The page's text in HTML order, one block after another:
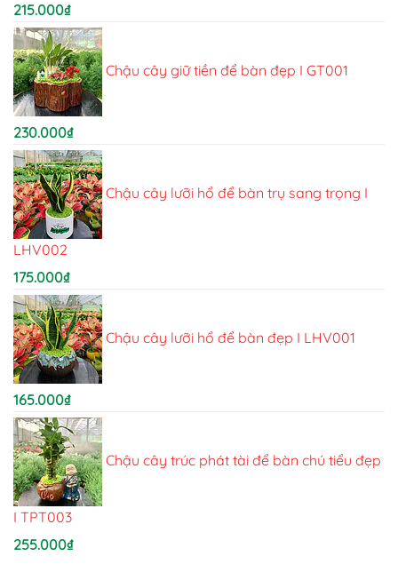
215.000₫
Chậu cây giữ tiền để bàn đẹp I GT001
230.000₫
Chậu cây lưỡi hổ để bàn trụ sang trọng I
LHV002
175.000₫
Chậu cây lưỡi hổ để bàn đẹp I LHV001
165.000₫
Chậu cây trúc phát tài để bàn chú tiểu đẹp
I TPT003
255.000₫